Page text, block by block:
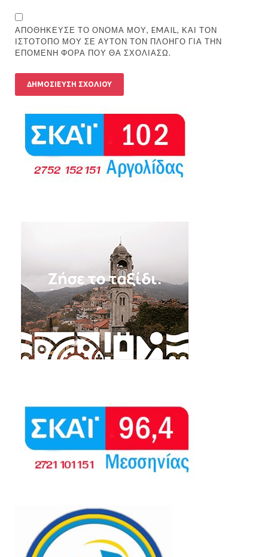
ΑΠΟΘΉΚΕΥΣΕ ΤΟ ΌΝΟΜΆ ΜΟΥ, EMAIL, ΚΑΙ ΤΟΝ
ΙΣΤΌΤΟΠΟ ΜΟΥ ΣΕ ΑΥΤΌΝ ΤΟΝ ΠΛΟΗΓΌ ΓΙΑ ΤΗΝ
ΕΠΌΜΕΝΗ ΦΟΡΆ ΠΟΥ ΘΑ ΣΧΟΛΙΆΣΩ.